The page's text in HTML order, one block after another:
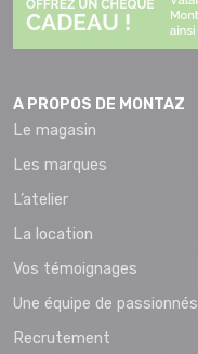
A PROPOS DE MONTAZ
Le magasin
Les marques
L’atelier
La location
Vos témoignages
Une équipe de passionnés
Recrutement